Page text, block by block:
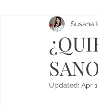
Susana
Updated: Apr